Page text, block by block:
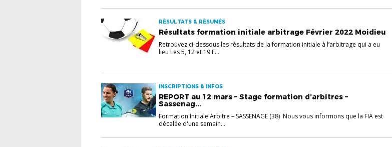
RÉSULTATS & RÉSUMÉS
Résultats formation initiale arbitrage Février 2022 Moidieu
Retrouvez ci-dessous les résultats de la formation initiale à l’arbitrage qui a eu
lieu Les 5, 12 et 19 F...
INSCRIPTIONS & INFOS
REPORT au 12 mars – Stage formation d’arbitres –
Sassenag...
Formation Initiale Arbitre – SASSENAGE (38) Nous vous informons que la FIA est
décalée d'une semain...